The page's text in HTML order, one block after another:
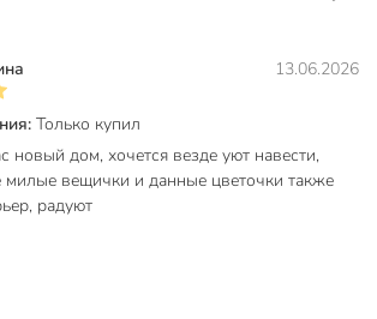
сухоцвет
13.06.2026
Только купил
новый дом, хочется везде уют навести,
милые вещички и данные цветочки также
радуют